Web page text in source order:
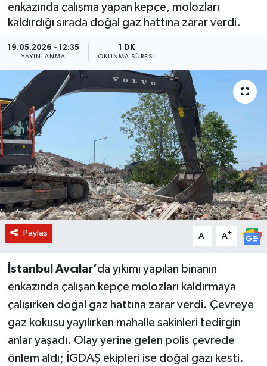
enkazında çalışma yapan kepçe, molozları
kaldırdığı sırada doğal gaz hattına zarar verdi.
19.05.2026 - 12:35
YAYINLANMA
1 DK
OKUNMA SÜRESI
Paylaş A- A+
İstanbul Avcılar’da yıkımı yapılan binanın
enkazında çalışan kepçe molozları kaldırmaya
çalışırken doğal gaz hattına zarar verdi. Çevreye
gaz kokusu yayılırken mahalle sakinleri tedirgin
anlar yaşadı. Olay yerine gelen polis çevrede
önlem aldı; İGDAŞ ekipleri ise doğal gazı kesti.
KÜLTÜR SANAT
SAĞLIK
BİLİM VE TEKNOLOJİ
OTOMOBİL
KURUMSAL
Haber Arşivi